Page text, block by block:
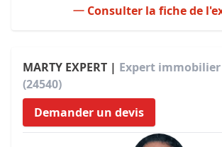
Consulter la fiche de
MARTY EXPERT | Expert immobilier
(24540)
Demander un devis